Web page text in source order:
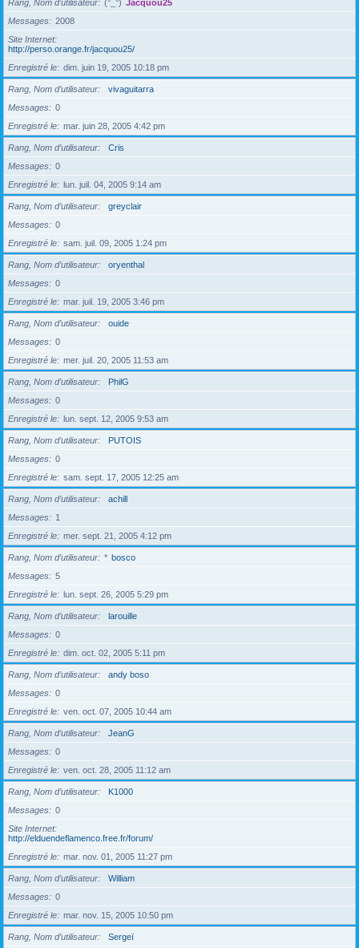
Rang, Nom d’utilisateur (°_°) Jacquou25
Messages
2008
Site Internet
http://perso.orange.fr/jacquou25/
Enregistré le
dim. juin 19, 2005 10:18 pm
Rang, Nom d’utilisateur
vivaguitarra
Messages
0
Enregistré le
mar. juin 28, 2005 4:42 pm
Rang, Nom d’utilisateur
Cris
Messages
0
Enregistré le
lun. juil. 04, 2005 9:14 am
Rang, Nom d’utilisateur
greyclair
Messages
0
Enregistré le
sam. juil. 09, 2005 1:24 pm
Rang, Nom d’utilisateur
oryenthal
Messages
0
Enregistré le
mar. juil. 19, 2005 3:46 pm
Rang, Nom d’utilisateur
ouide
Messages
0
Enregistré le
mer. juil. 20, 2005 11:53 am
Rang, Nom d’utilisateur
PhilG
Messages
0
Enregistré le
lun. sept. 12, 2005 9:53 am
Rang, Nom d’utilisateur
PUTOIS
Messages
0
Enregistré le
sam. sept. 17, 2005 12:25 am
Rang, Nom d’utilisateur
achill
Messages
1
Enregistré le
mer. sept. 21, 2005 4:12 pm
Rang, Nom d’utilisateur * bosco
Messages
5
Enregistré le
lun. sept. 26, 2005 5:29 pm
Rang, Nom d’utilisateur
larouille
Messages
0
Enregistré le
dim. oct. 02, 2005 5:11 pm
Rang, Nom d’utilisateur
andy boso
Messages
0
Enregistré le
ven. oct. 07, 2005 10:44 am
Rang, Nom d’utilisateur
JeanG
Messages
0
Enregistré le
ven. oct. 28, 2005 11:12 am
Rang, Nom d’utilisateur
K1000
Messages
0
Site Internet
http://elduendeflamenco.free.fr/forum/
Enregistré le
mar. nov. 01, 2005 11:27 pm
Rang, Nom d’utilisateur
William
Messages
0
Enregistré le
mar. nov. 15, 2005 10:50 pm
Rang, Nom d’utilisateur
Sergeï